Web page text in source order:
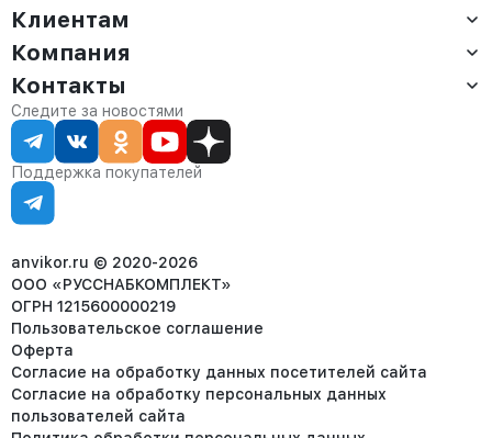
Клиентам
Доставка
Оплата
Сервис
Статус заказа
Статьи
Компания
О компании
Контакты
Партнёрам
Контакты
Отдел продаж:
8 (800) 234-22-62
corp@anvikor.ru
Ежедневно, с 7:00-19:00 (МСК)
Отдел рекламации:
8 (953) 455-25-61
Следите за новостями
Поддержка покупателей
anvikor.ru © 2020-2026
ООО «РУССНАБКОМПЛЕКТ»
ОГРН 1215600000219
Пользовательское соглашение
Оферта
Согласие на обработку данных посетителей сайта
Согласие на обработку персональных данных
пользователей сайта